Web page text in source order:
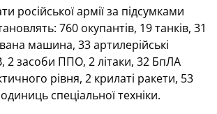
російської армії за підсумками
760 окупантів, 19 танків, 31
машина, 33 артилерійські
2 засоби ППО, 2 літаки, 32 БпЛА
рівня, 2 крилаті ракети, 53
спеціальної техніки.